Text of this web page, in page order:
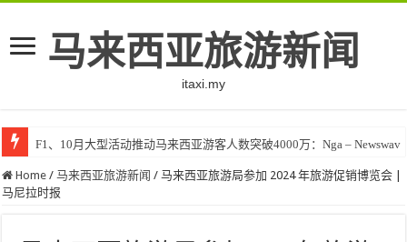
马来西亚旅游新闻
itaxi.my
F1、10月大型活动推动马来西亚游客人数突破4000万：Nga – Newswav
Home / 马来西亚旅游新闻 / 马来西亚旅游局参加 2024 年旅游促销博览会 |
马尼拉时报